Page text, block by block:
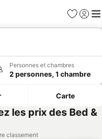
Favoris
Se
Personnes et chambres
2 personnes, 1 chambre
Carte
les prix des Bed &
classement